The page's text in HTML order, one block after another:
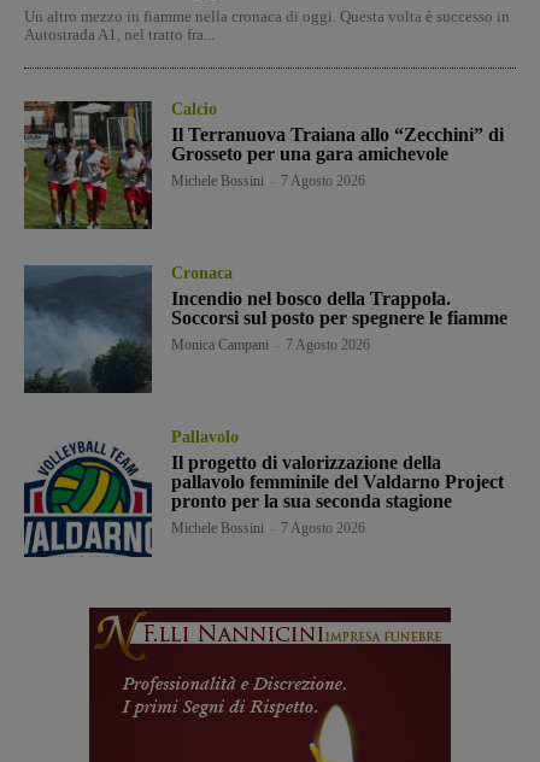
Un altro mezzo in fiamme nella cronaca di oggi. Questa volta è successo in
Autostrada A1, nel tratto fra...
Calcio
Il Terranuova Traiana allo “Zecchini” di
Grosseto per una gara amichevole
Michele Bossini 7 Agosto 2026
Cronaca
Incendio nel bosco della Trappola.
Soccorsi sul posto per spegnere le fiamme
Monica Campani 7 Agosto 2026
Pallavolo
Il progetto di valorizzazione della
pallavolo femminile del Valdarno Project
pronto per la sua seconda stagione
Michele Bossini 7 Agosto 2026